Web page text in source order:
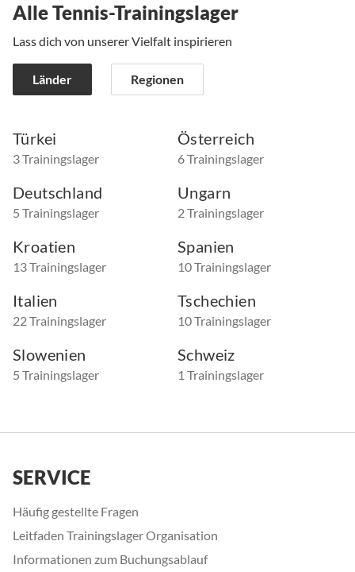
Alle Tennis-Trainingslager
Lass dich von unserer Vielfalt inspirieren
Länder Regionen
Türkei
3 Trainingslager
Österreich
6 Trainingslager
Deutschland
5 Trainingslager
Ungarn
2 Trainingslager
Kroatien
13 Trainingslager
Spanien
10 Trainingslager
Italien
22 Trainingslager
Tschechien
10 Trainingslager
Slowenien
5 Trainingslager
Schweiz
1 Trainingslager
SERVICE
Häufig gestellte Fragen
Leitfaden Trainingslager Organisation
Informationen zum Buchungsablauf